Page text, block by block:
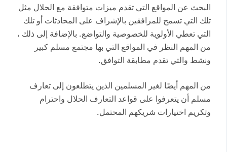
البحث عن المواقع التي تقدم ميزات متوافقة مع الحلال مثل
تلك التي تسمح للمرافقين بالإشراف على المحادثات أو تلك
التي تعطي الأولوية للخصوصية والتواضع. بالإضافة إلى ذلك ،
من المهم النظر في المواقع التي بها مجتمع مسلم كبير
ونشط والتي تقدم مطابقة التوافق.
من المهم أيضًا لغير المسلمين الذين يتطلعون إلى تعارف
مسلم أن يتعرفوا على قواعد التعارف الحلال واحترام
وتكريم اختيارات شريكهم المحتمل.